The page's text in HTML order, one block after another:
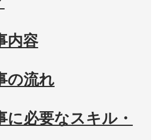
内容
の流れ
に必要なスキル・